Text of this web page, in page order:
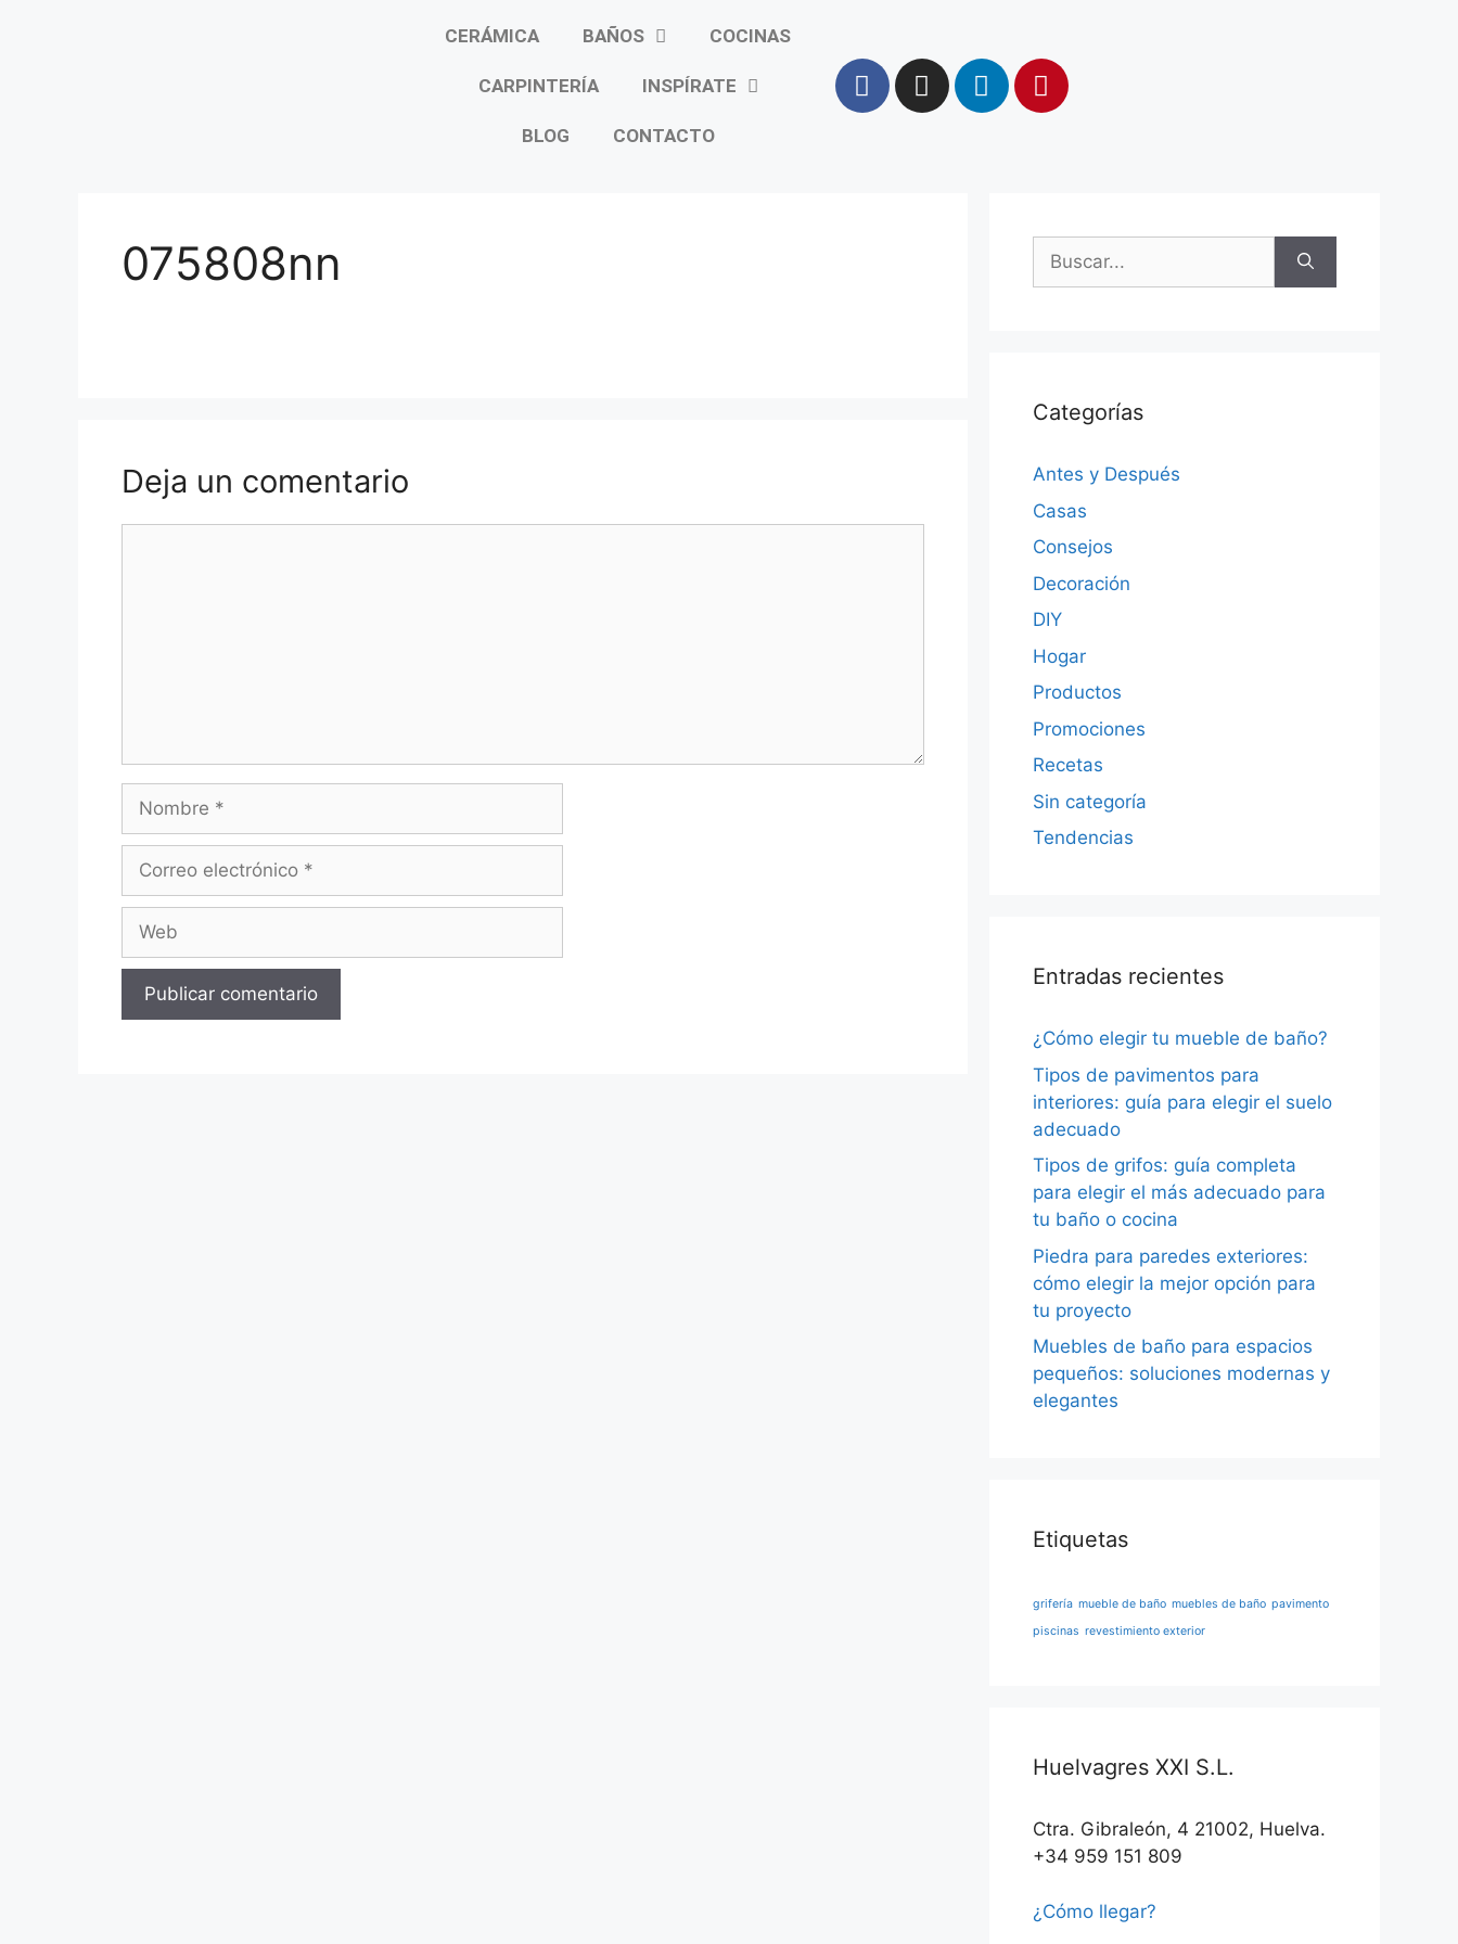
CERÁMICA BAÑOS COCINAS
CARPINTERÍA INSPÍRATE
BLOG CONTACTO
075808nn
Deja un comentario
Categorías
Antes y Después
Casas
Consejos
Decoración
DIY
Hogar
Productos
Promociones
Recetas
Sin categoría
Tendencias
Entradas recientes
¿Cómo elegir tu mueble de baño?
Tipos de pavimentos para
interiores: guía para elegir el suelo
adecuado
Tipos de grifos: guía completa
para elegir el más adecuado para
tu baño o cocina
Piedra para paredes exteriores:
cómo elegir la mejor opción para
tu proyecto
Muebles de baño para espacios
pequeños: soluciones modernas y
elegantes
Etiquetas
grifería mueble de baño muebles de baño pavimento
piscinas revestimiento exterior
Huelvagres XXI S.L.
Ctra. Gibraleón, 4 21002, Huelva.
+34 959 151 809
¿Cómo llegar?